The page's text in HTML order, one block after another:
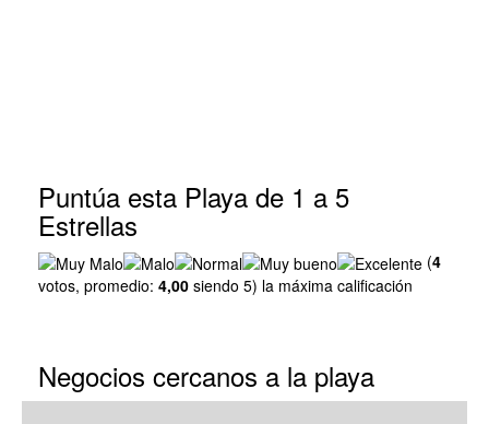
Puntúa esta Playa de 1 a 5
Estrellas
(4
votos, promedio: 4,00 siendo 5) la máxima calificación
Negocios cercanos a la playa